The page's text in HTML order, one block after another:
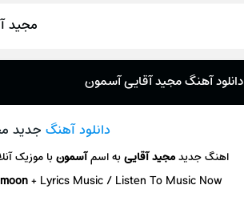
مجید
دانلود آهنگ مجید آقایی آسمون
دانلود آهنگ جدید
اهنگ جدیدمجید آقاییبه اسمآسمونبا موزیک
+ Lyrics Music / Listen To Music Now